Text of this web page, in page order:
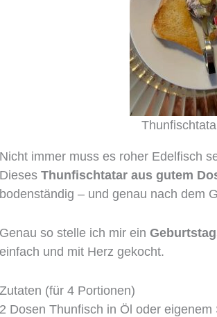
Nicht immer muss es roher Edelfisch
DiesesThunfischtatar aus gutem
bodenständig – und genau nach dem
Genau so stelle ich mir ein
einfach und mit Herz gekocht.
Zutaten (für 4 Portionen)
2 Dosen Thunfisch in Öl oder eigenem